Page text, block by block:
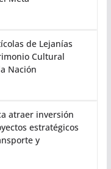
de Lejanías
Cultural
Nación
atraer inversión
estratégicos
y